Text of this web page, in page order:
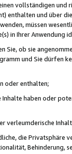
vollständigen
enthalten und über
müssen
in Ihrer Anwendung
Sie, ob sie
und Sie dürfen
oder enthalten;
haben oder
verleumderische
die Privatsphäre
Behinderung,